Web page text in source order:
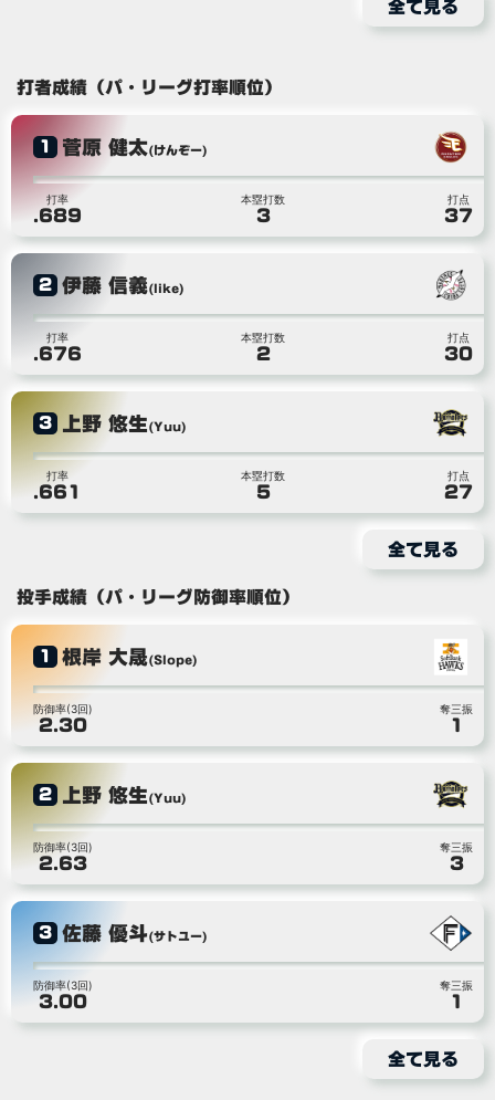
全て見る
打者成績（パ・リーグ打率順位）
1 菅原 健太(けんぞー)
打率
.689
本塁打数
3
打点
37
2 伊藤 信義(like)
打率
.676
本塁打数
2
打点
30
3 上野 悠生(Yuu)
打率
.661
本塁打数
5
打点
27
全て見る
投手成績（パ・リーグ防御率順位）
1 根岸 大晟(Slope)
防御率(3回)
2.30
奪三振
1
2 上野 悠生(Yuu)
防御率(3回)
2.63
奪三振
3
3 佐藤 優斗(サトユー)
防御率(3回)
3.00
奪三振
1
全て見る